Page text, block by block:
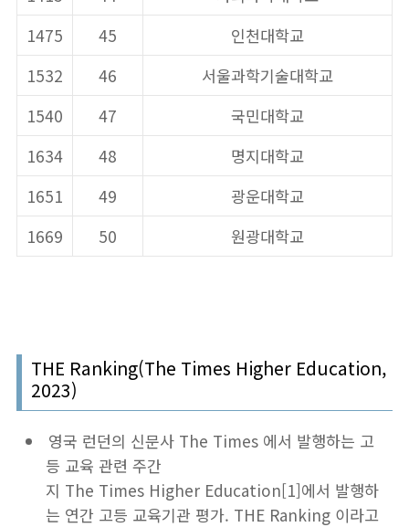
1475
45
인천대학교
1532
46
서울과학기술대학교
1540
47
국민대학교
1634
48
명지대학교
1651
49
광운대학교
1669
50 원광대학교
THE Ranking(The Times Higher Education,
2023)
영국 런던의 신문사 The Times 에서 발행하는 고
등 교육 관련 주간
지 The Times Higher Education[1]에서 발행하
는 연간 고등 교육기관 평가. THE Ranking 이라고